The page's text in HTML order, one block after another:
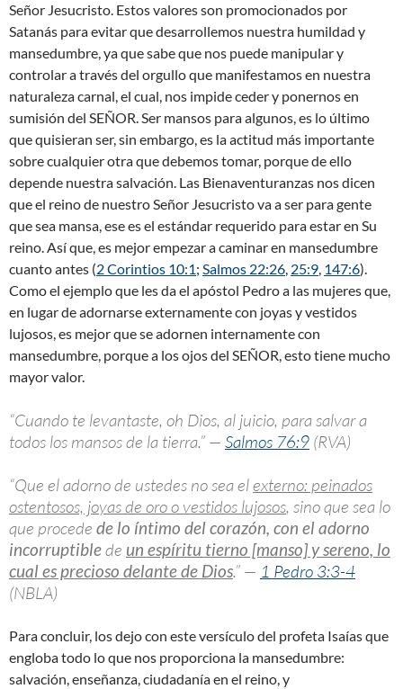
Señor Jesucristo. Estos valores son promocionados por
Satanás para evitar que desarrollemos nuestra humildad y
mansedumbre, ya que sabe que nos puede manipular y
controlar a través del orgullo que manifestamos en nuestra
naturaleza carnal, el cual, nos impide ceder y ponernos en
sumisión del SEÑOR. Ser mansos para algunos, es lo último
que quisieran ser, sin embargo, es la actitud más importante
sobre cualquier otra que debemos tomar, porque de ello
depende nuestra salvación. Las Bienaventuranzas nos dicen
que el reino de nuestro Señor Jesucristo va a ser para gente
que sea mansa, ese es el estándar requerido para estar en Su
reino. Así que, es mejor empezar a caminar en mansedumbre
cuanto antes (2 Corintios 10:1; Salmos 22:26, 25:9, 147:6).
Como el ejemplo que les da el apóstol Pedro a las mujeres que,
en lugar de adornarse externamente con joyas y vestidos
lujosos, es mejor que se adornen internamente con
mansedumbre, porque a los ojos del SEÑOR, esto tiene mucho
mayor valor.
“Cuando te levantaste, oh Dios, al juicio, para salvar a
todos los mansos de la tierra.” — Salmos 76:9 (RVA)
“Que el adorno de ustedes no sea elexterno: peinados
ostentosos, joyas de oro o vestidos lujosos, sino que sea lo
que procede de lo íntimo del corazón, con el adorno
incorruptiblede un espíritu tierno [manso] y sereno, lo
cual es precioso delante de Dios.” — 1 Pedro 3:3-4
(NBLA)
Para concluir, los dejo con este versículo del profeta Isaías que
engloba todo lo que nos proporciona la mansedumbre:
salvación, enseñanza, ciudadanía en el reino, y